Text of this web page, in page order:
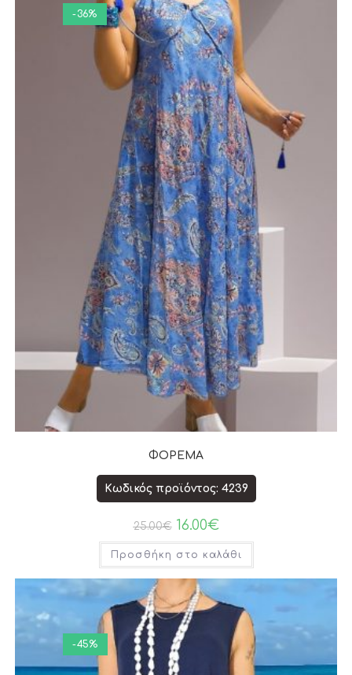
-36%
ΦΟΡΕΜΑ
Κωδικός προϊόντος: 4239
25.00€ 16.00€
Προσθήκη στο καλάθι
-45%